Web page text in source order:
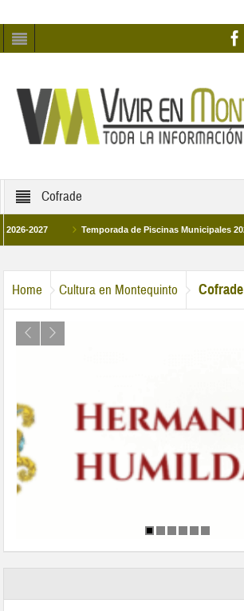
Cofrade
Temporada de Piscinas Municipales 2026
Home Cultura en Montequinto Cofrade